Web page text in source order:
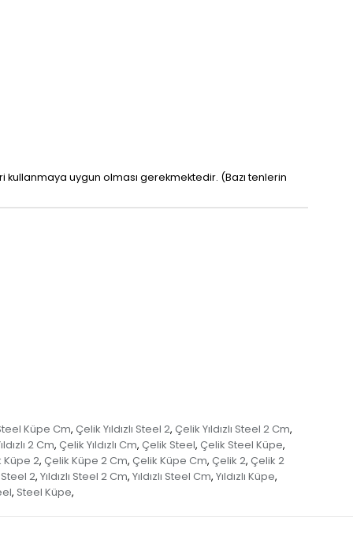
uygun olması gerekmektedir. (Bazı tenlerin
Küpe Cm, Çelik Yıldızlı Steel 2, Çelik Yıldızlı Steel 2 Cm,
2 Cm, Çelik Yıldızlı Cm, Çelik Steel, Çelik Steel Küpe,
Küpe 2, Çelik Küpe 2 Cm, Çelik Küpe Cm, Çelik 2, Çelik 2
Steel 2, Yıldızlı Steel 2 Cm, Yıldızlı Steel Cm, Yıldızlı Küpe,
, Steel Küpe,